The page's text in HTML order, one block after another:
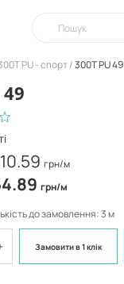
PU - спорт 300Т PU 49
грн/м
грн/м
до замовлення: 3 м
Замовитив 1 клік